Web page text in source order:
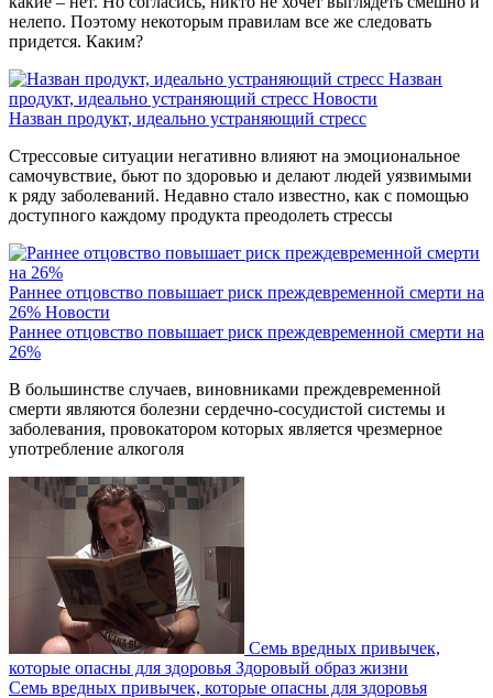
нелепо. Поэтому некоторым правилам все же следовать
придется. Каким?
Назван
продукт, идеально устраняющий стресс Новости
Назван продукт, идеально устраняющий стресс
Стрессовые ситуации негативно влияют на эмоциональное
самочувствие, бьют по здоровью и делают людей уязвимыми
к ряду заболеваний. Недавно стало известно, как с помощью
доступного каждому продукта преодолеть стрессы
Раннее отцовство повышает риск преждевременной смерти на
26% Новости
Раннее отцовство повышает риск преждевременной смерти на
26%
В большинстве случаев, виновниками преждевременной
смерти являются болезни сердечно-сосудистой системы и
заболевания, провокатором которых является чрезмерное
употребление алкоголя
Семь вредных привычек,
которые опасны для здоровья Здоровый образ жизни
Семь вредных привычек, которые опасны для здоровья